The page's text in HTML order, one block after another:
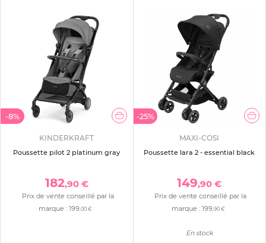
-8%
KINDERKRAFT
Poussette pilot 2 platinum gray
182,90 €
Prix de vente conseillé par la
marque :199 ,00 €
-25%
MAXI-COSI
Poussette lara 2 - essential black
149,90 €
Prix de vente conseillé par la
marque : 199 ,90 €
En stock